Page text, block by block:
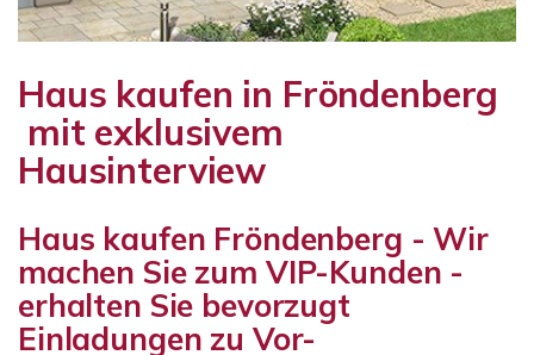
Haus kaufen in Fröndenberg
mit exklusivem
Hausinterview
Haus kaufen Fröndenberg - Wir
machen Sie zum VIP-Kunden -
erhalten Sie bevorzugt
Einladungen zu Vor-